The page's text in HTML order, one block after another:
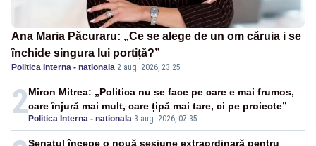
Ana Maria Păcuraru: „Ce se alege de un om căruia i se
închide singura lui portiță?”
Politica Interna - nationala·2 aug. 2026, 23:25
2 Politica Interna - nationala-3 aug. 2026, 07:35
Miron Mitrea: „Politica nu se face pe care e mai frumos,
care înjură mai mult, care țipă mai tare, ci pe proiecte”
Senatul începe o nouă sesiune extraordinară pentru